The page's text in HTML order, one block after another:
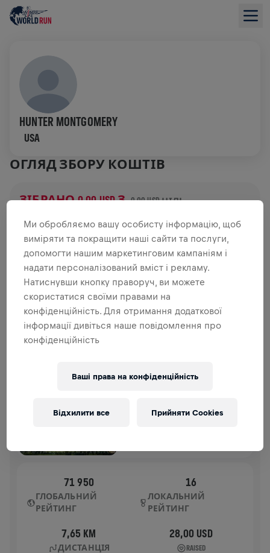
HUNTER MONTGOMERY
USA
ОГЛЯД ЗБОРУ КОШТІВ
ЗІБРАНО 0,00 USD З 0,00 USD ЦІЛЬ
ДОДАТКОВІ ВНЕСКИ
ЗРОБИТИ ДОДАТКОВИЙ ВНЕСОК
Зроби внесок, щоб змінити ситуацію! 100% твого
внеску йде на дослідження спинного мозку.
ІСТОРІЯ
WINGS FOR LIFE WORLD RUN
11:00 UTC
71 950
ГЛОБАЛЬНИЙ
РЕЙТИНГ
16
ЛОКАЛЬНИЙ
РЕЙТИНГ
7,65 KM
ДИСТАНЦІЯ
28,00 USD
RAISED
Ми обробляємо вашу особисту інформацію, щоб
виміряти та покращити наші сайти та послуги,
допомогти нашим маркетинговим кампаніям і
надати персоналізований вміст і рекламу.
Натиснувши кнопку праворуч, ви можете
скористатися своїми правами на
конфіденційність. Для отримання додаткової
інформації дивіться наше повідомлення про
конфіденційність
Ваші права на конфіденційність
Відхилити все Прийняти Cookies